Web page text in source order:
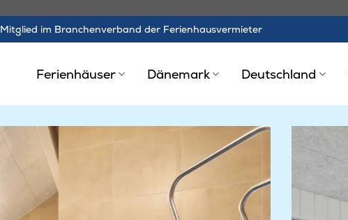
Mitglied im Branchenverband der Ferienhausvermieter
Ferienhäuser Dänemark Deutschland